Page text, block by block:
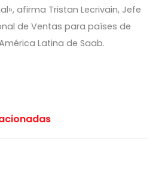
afirma Tristan Lecrivain, Jefe
de Ventas para países de
Latina de Saab.